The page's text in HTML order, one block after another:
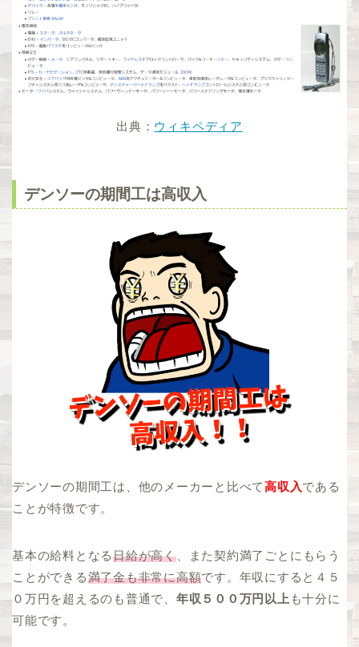
出典： ウィキペディア
デンソーの期間工は高収入
デンソーの期間工は、他のメーカーと比べて高収入である
ことが特徴です。
基本の給料となる日給が高く、また契約満了ごとにもらう
ことができる満了金も非常に高額です。年収にすると４５
０万円を超えるのも普通で、 年収５００万円以上 も十分に
可能です。